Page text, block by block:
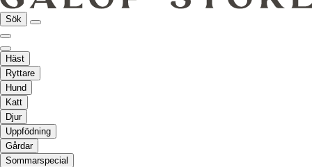
Sök
Häst
Ryttare
Hund
Katt
Djur
Uppfödning
Gårdar
Sommarspecial